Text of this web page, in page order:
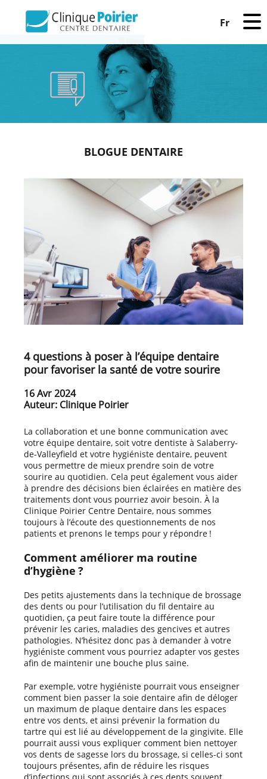
Fr
BLOGUE DENTAIRE
4 questions à poser à l’équipe dentaire
pour favoriser la santé de votre sourire
16 Avr 2024
Auteur: Clinique Poirier
La collaboration et une bonne communication avec
votre équipe dentaire, soit votre dentiste à Salaberry-
de-Valleyfield et votre hygiéniste dentaire, peuvent
vous permettre de mieux prendre soin de votre
sourire au quotidien. Cela peut également vous aider
à prendre des décisions bien éclairées en matière des
traitements dont vous pourriez avoir besoin. À la
Clinique Poirier Centre Dentaire, nous sommes
toujours à l’écoute des questionnements de nos
patients et prenons le temps pour y répondre !
Comment améliorer ma routine
d’hygiène ?
Des petits ajustements dans la technique de brossage
des dents ou pour l’utilisation du fil dentaire au
quotidien, ça peut faire toute la différence pour
prévenir les caries, maladies des gencives et autres
pathologies. N’hésitez donc pas à demander à votre
hygiéniste comment vous pourriez adapter vos gestes
afin de maintenir une bouche plus saine.
Par exemple, votre hygiéniste pourrait vous enseigner
comment bien passer la soie dentaire afin de déloger
un maximum de plaque dentaire dans les espaces
entre vos dents, et ainsi prévenir la formation du
tartre qui est lié au développement de la gingivite. Elle
pourrait aussi vous expliquer comment bien nettoyer
vos dents de sagesse lors du brossage, si celles-ci sont
toujours présentes, afin de réduire les risques
d’infections qui sont associés à ces dents souvent